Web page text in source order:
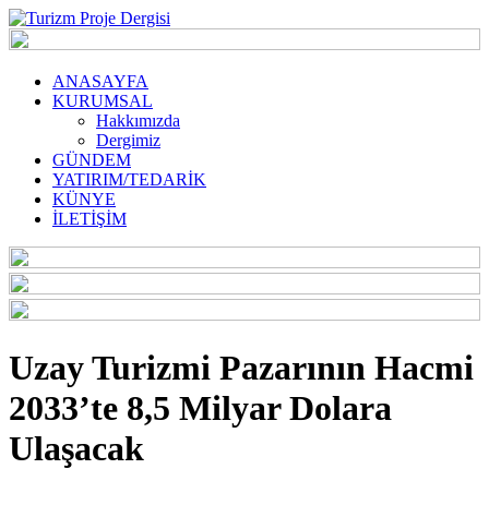
ANASAYFA
KURUMSAL
Hakkımızda
Dergimiz
GÜNDEM
YATIRIM/TEDARİK
KÜNYE
İLETİŞİM
Uzay Turizmi Pazarının Hacmi
2033’te 8,5 Milyar Dolara
Ulaşacak